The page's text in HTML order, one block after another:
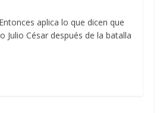
aplica lo que dicen que
Julio César después de la batalla